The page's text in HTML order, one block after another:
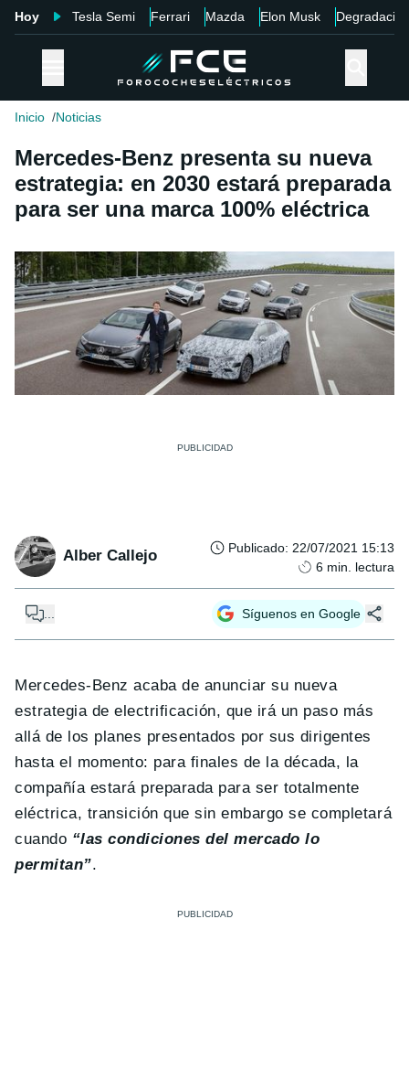
Hoy Tesla Semi Ferrari Mazda Elon Musk Degradación
Inicio Noticias
Mercedes-Benz presenta su nueva
estrategia: en 2030 estará preparada
para ser una marca 100% eléctrica
Alber Callejo Publicado: 22/07/2021 15:13
6 min. lectura
Síguenos en Google
Mercedes-Benz acaba de anunciar su nueva
estrategia de electrificación, que irá un paso más
allá de los planes presentados por sus dirigentes
hasta el momento: para finales de la década, la
compañía estará preparada para ser totalmente
eléctrica, transición que sin embargo se completará
cuando “las condiciones del mercado lo
permitan”.